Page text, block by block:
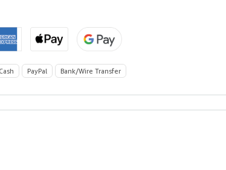
Cash PayPal Bank/Wire Transfer